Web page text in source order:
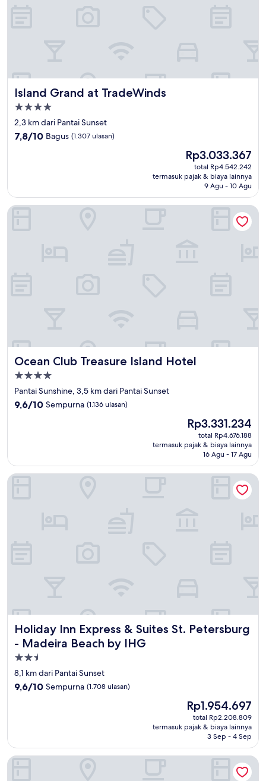
Island Grand at TradeWinds
Island Grand at TradeWinds
Properti
bintang
4.0
2,3 km dari Pantai Sunset
7.8
7,8/10 Bagus (1.307 ulasan)
Harga
sekarang
Rp3.033.367
Rp3.033.367
total Rp4.542.242
termasuk pajak & biaya lainnya
9 Agu - 10 Agu
Ocean Club Treasure Island Hotel
Ocean Club Treasure Island Hotel
Properti
bintang
4.0
Pantai Sunshine, 3,5 km dari Pantai Sunset
9.6
9,6/10 Sempurna (1.136 ulasan)
Harga
sekarang
Rp3.331.234
Rp3.331.234
total Rp4.676.188
termasuk pajak & biaya lainnya
16 Agu - 17 Agu
Ocean Club Treasure Island Hotel
Holiday Inn Express & Suites St. Petersburg
- Madeira Beach by IHG
Holiday Inn Express & Suites St. Petersburg - Madeira
Properti
bintang
2.5
8,1 km dari Pantai Sunset
9.6
9,6/10 Sempurna (1.708 ulasan)
Harga
sekarang
Rp1.954.697
Rp1.954.697
total Rp2.208.809
termasuk pajak & biaya lainnya
3 Sep - 4 Sep
Holiday Inn Express & Suites St. Petersburg - Madeira
Treasure Island Hotel and Marina